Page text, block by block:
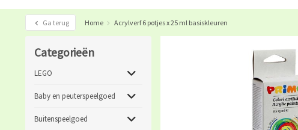
Ga terug Home Acrylverf 6 potjes x 25 ml basiskleuren
Categorieën
LEGO
Baby en peuterspeelgoed
Buitenspeelgoed